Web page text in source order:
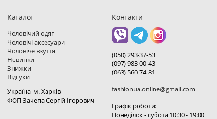
Каталог
Чоловічий одяг
Чоловічі аксесуари
Чоловіче взуття
Новинки
Знижки
Відгуки
Україна, м. Харкiв
ФОП Зачепа Сергій Ігорович
Контакти
(050) 293-37-53
(097) 983-00-43
(063) 560-74-81
fashionua.online@gmail.com
Графік роботи:
Понеділок - субота 10:30 - 19:00